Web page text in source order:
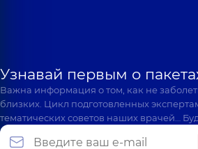
Узнавай первым о
Важна информация о том, как не
близких. Цикл подготовленных
тематических советов наших врачей…